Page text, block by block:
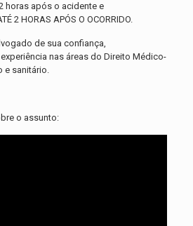
horas após o acidente e
2 HORAS APÓS O OCORRIDO.
de sua confiança,
nas áreas do Direito Médico-
e sanitário.
o assunto: